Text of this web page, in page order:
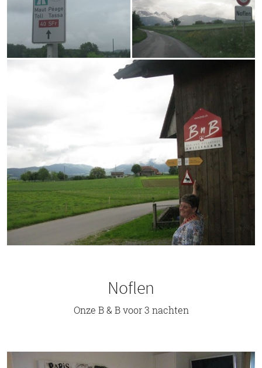
Noflen
Onze B & B voor 3 nachten